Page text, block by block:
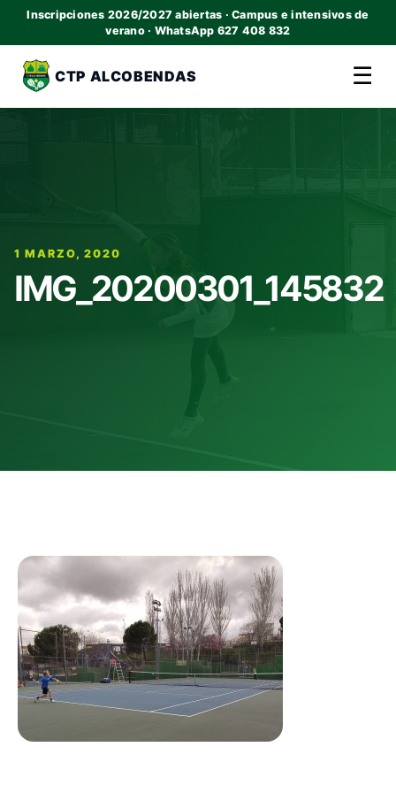
Inscripciones 2026/2027 abiertas · Campus e intensivos de
verano · WhatsApp 627 408 832
CTP ALCOBENDAS ☰
1 MARZO, 2020
IMG_20200301_145832